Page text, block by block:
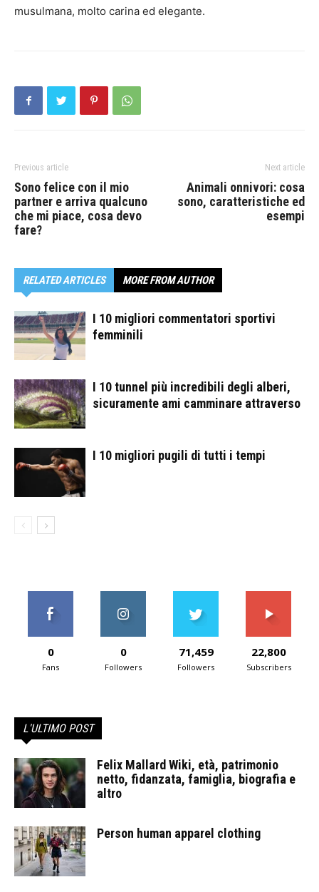
musulmana, molto carina ed elegante.
Previous article
Sono felice con il mio
partner e arriva qualcuno
che mi piace, cosa devo
fare?
Next article
Animali onnivori: cosa
sono, caratteristiche ed
esempi
RELATED ARTICLES MORE FROM AUTHOR
I 10 migliori commentatori sportivi
femminili
I 10 tunnel più incredibili degli alberi,
sicuramente ami camminare attraverso
I 10 migliori pugili di tutti i tempi
0
Fans
0
Followers
71,459
Followers
22,800
Subscribers
L'ULTIMO POST
Felix Mallard Wiki, età, patrimonio
netto, fidanzata, famiglia, biografia e
altro
Person human apparel clothing